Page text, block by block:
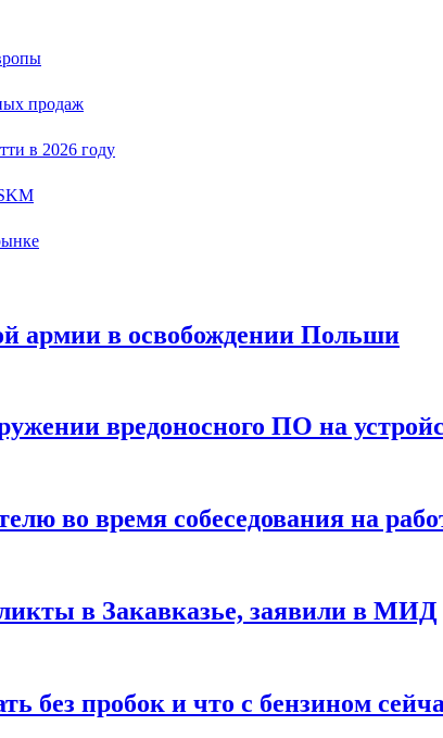
продаж
в 2026 году
армии в освобождении Польши
вредоносного ПО на
во время собеседования на
в Закавказье, заявили в МИД
без пробок и что с бензином